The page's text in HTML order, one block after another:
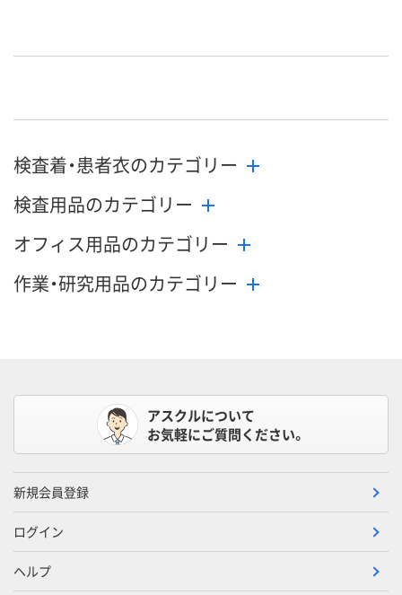
検査着・患者衣のカテゴリー
検査用品のカテゴリー
オフィス用品のカテゴリー
作業・研究用品のカテゴリー
アスクルについて
お気軽にご質問ください。
新規会員登録
ログイン
ヘルプ